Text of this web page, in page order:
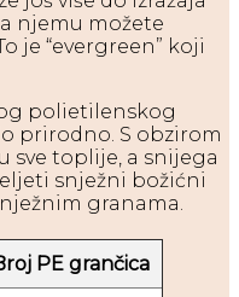
njemu možete
je “evergreen” koji
polietilenskog
prirodno. S obzirom
sve toplije, a snijega
snježni božićni
granama.
PE grančica